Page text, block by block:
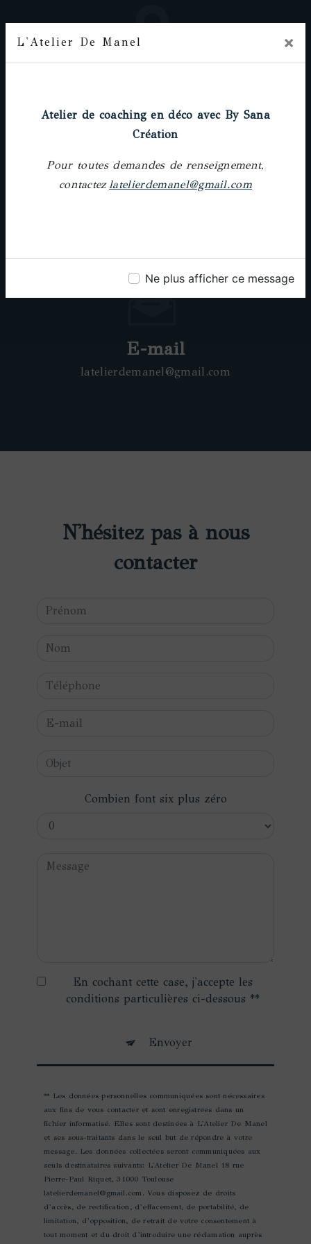
L'Atelier De Manel ×
Atelier de coaching en déco avec By Sana
Création
Pour toutes demandes de renseignement,
contactezlatelierdemanel@gmail.com
Ne plus afficher ce message
E-mail
latelierdemanel@gmail.com
N'hésitez pas à nous
contacter
Combien font six plus zéro
En cochant cette case, j'accepte les
conditions particulières ci-dessous **
Envoyer
** Les données personnelles communiquées sont nécessaires
aux fins de vous contacter et sont enregistrées dans un
fichier informatisé. Elles sont destinées à L'Atelier De Manel
et ses sous-traitants dans le seul but de répondre à votre
message. Les données collectées seront communiquées aux
seuls destinataires suivants: L'Atelier De Manel 18 rue
Pierre-Paul Riquet, 31000 Toulouse
latelierdemanel@gmail.com. Vous disposez de droits
d’accès, de rectification, d’effacement, de portabilité, de
limitation, d’opposition, de retrait de votre consentement à
tout moment et du droit d’introduire une réclamation auprès